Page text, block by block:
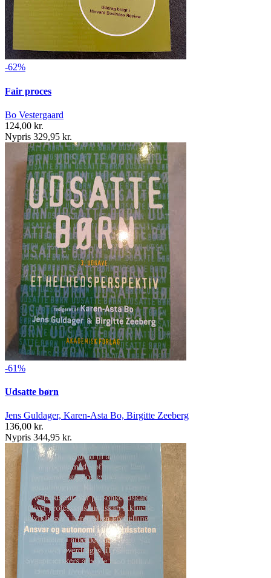
-62%
Fair proces
Bo Vestergaard
124,00 kr.
Nypris 329,95 kr.
-61%
Udsatte børn
Jens Guldager, Karen-Asta Bo, Birgitte Zeeberg
136,00 kr.
Nypris 344,95 kr.